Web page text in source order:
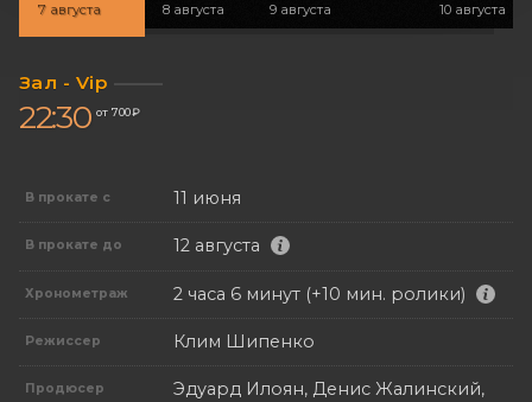
7 августа 8 августа 9 августа 10 августа
Зал - Vip
22:30 от 700 ₽
В прокате с 11 июня
В прокате до 12 августа
Хронометраж 2 часа 6 минут (+10 мин. ролики)
Режиссер Клим Шипенко
Продюсер
Эдуард Илоян, Денис Жалинский,